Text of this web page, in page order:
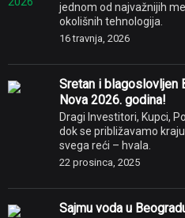
jednom od najvažnijih
okolišnih tehnologija.
16 travnja, 2026
Sretan i blagoslovljen
Nova 2026. godina!
Dragi Investitori, Kupci,
dok se približavamo
svega reći – hvala.
22 prosinca, 2025
Sajmu voda u